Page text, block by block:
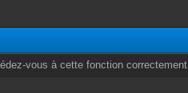
vous à cette fonction